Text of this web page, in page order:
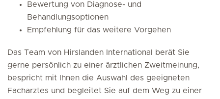
Bewertung von Diagnose- und
Behandlungsoptionen
Empfehlung für das weitere Vorgehen
Das Team von Hirslanden International berät Sie
gerne persönlich zu einer ärztlichen Zweitmeinung,
bespricht mit Ihnen die Auswahl des geeigneten
Facharztes und begleitet Sie auf dem Weg zu einer